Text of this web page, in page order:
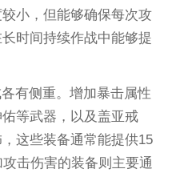
小，但能够确保每次攻
时间持续作战中能够提
有侧重。增加暴击属性
等武器，以及盖亚戒
这些装备通常能提供15
击伤害的装备则主要通